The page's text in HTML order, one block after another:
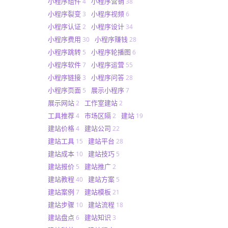
小程序裂变 3 小程序视频 6
小程序认证 2 小程序设计 34
小程序费用 30 小程序赚钱 28
小程序跳转 5 小程序轮播图 6
小程序软件 7 小程序运营 55
小程序链接 3 小程序问答 28
小程序页面 5 展示小程序 7
展示网站 2 工作室建站 2
工具推荐 4 市场区隔 2 建站 19
建站价格 4 建站公司 22
建站工具 15 建站平台 28
建站成本 10 建站技巧 5
建站报价 5 建站推广 2
建站教程 40 建站方案 5
建站案例 7 建站模板 21
建站步骤 10 建站流程 18
建站盘点 6 建站知识 3